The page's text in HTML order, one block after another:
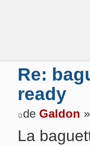
Re:
ready
de Galdon
La